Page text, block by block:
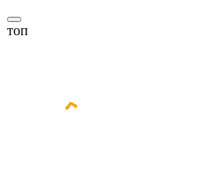
топ